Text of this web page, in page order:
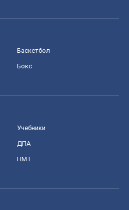
Баскетбол
Бокс
Учебники
ДПА
НМТ